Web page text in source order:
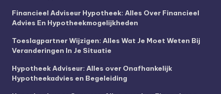
Financieel Adviseur Hypotheek: Alles Over Financieel
Advies En Hypotheekmogelijkheden
Toeslagpartner Wijzigen: Alles Wat Je Moet Weten Bij
Veranderingen In Je Situatie
Hypotheek Adviseur: Alles over Onafhankelijk
Hypotheekadvies en Begeleiding